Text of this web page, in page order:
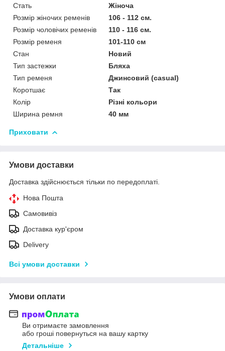
Стать
Жіноча
Розмір жіночих ременів
106 - 112 см.
Розмір чоловічих ременів
110 - 116 см.
Розмір ременя
101-110 см
Стан
Новий
Тип застежки
Бляха
Тип ременя
Джинсовий (casual)
Коротшає
Так
Колір
Різні кольори
Ширина ремня
40 мм
Приховати
Умови доставки
Доставка здійснюється тільки по передоплаті.
Нова Пошта
Самовивіз
Доставка кур'єром
Delivery
Всі умови доставки
Умови оплати
Ви отримаєте замовлення
або гроші повернуться на вашу картку
Детальніше